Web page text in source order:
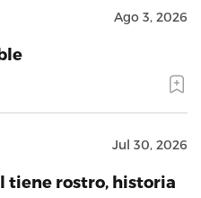
Ago 3, 2026
Jul 30, 2026
tiene rostro, historia